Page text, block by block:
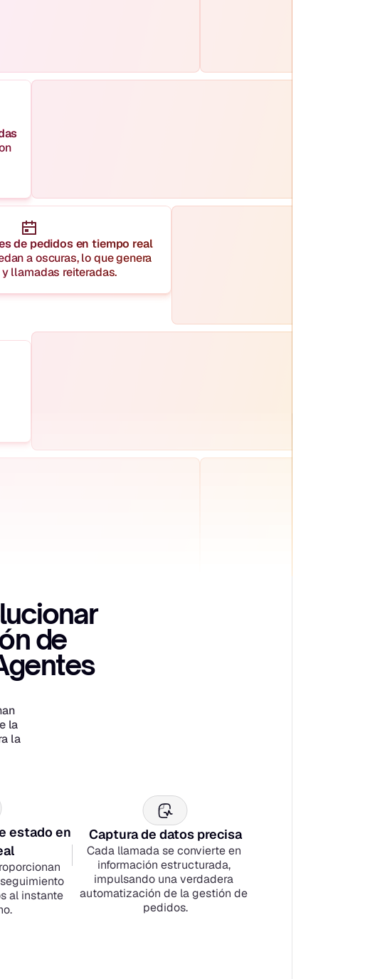
de pedidos en tiempo real
a oscuras, lo que genera
llamadas reiteradas.
de
la
la
estado en
al instante
Captura de datos precisa
Cada llamada se convierte en
información estructurada,
impulsando una verdadera
automatización de la gestión de
pedidos.